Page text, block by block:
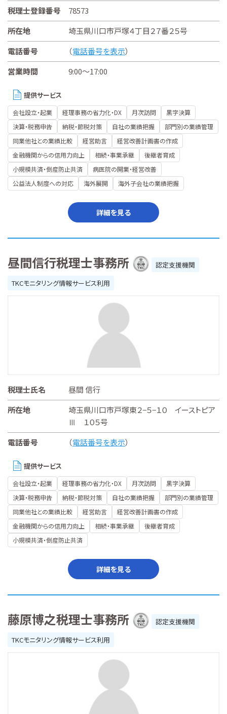
税理士登録番号
78573
所在地
埼玉県川口市戸塚４丁目２７番２５号
電話番号
（電話番号を表示）
営業時間
9:00～17:00
提供サービス
会社設立・起業 経理事務の省力化・DX 月次訪問
黒字決算
決算・税務申告
納税・節税対策 自社の業績把握
部門別の業績管理
同業他社との業績比較
経営助言
経営改善計画書の作成
金融機関からの信用力向上
相続・事業承継
後継者育成
小規模共済・倒産防止共済
病医院の開業・経営改善
公益法人制度への対応
海外展開 海外子会社の業績把握
詳細を見る
昼間信行税理士事務所
認定支援機関
TKCモニタリング情報サービス利用
税理士氏名
昼間 信行
所在地
埼玉県川口市戸塚東２−５−１０ イーストピア
Ⅲ １０５号
電話番号
（電話番号を表示）
提供サービス
会社設立・起業 経理事務の省力化・DX 月次訪問
黒字決算
決算・税務申告
納税・節税対策 自社の業績把握
部門別の業績管理
同業他社との業績比較
経営助言
経営改善計画書の作成
金融機関からの信用力向上
相続・事業承継
後継者育成
小規模共済・倒産防止共済
詳細を見る
藤原博之税理士事務所
認定支援機関
TKCモニタリング情報サービス利用